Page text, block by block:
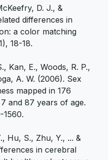
D. J., &
differences in
a color matching
Kan, E., Woods, R. P.,
A. W. (2006). Sex
mapped in 176
and 87 years of age.
Hu, S., Zhu, Y., ... &